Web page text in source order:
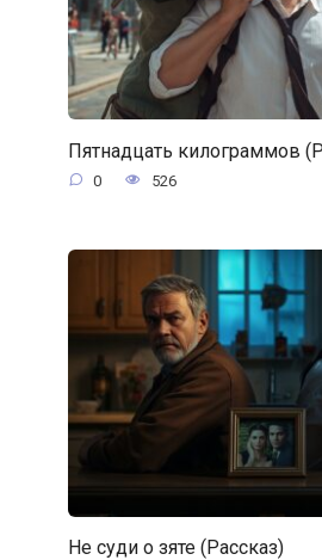
Пятнадцать килограммов
0 526
Не суди о зяте (Рассказ)